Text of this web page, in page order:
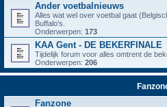
Ander voetbalnieuws
Alles wat wel over voetbal gaat
Buffalo's.
Onderwerpen: 173
KAA Gent - DE BEKERFINALE
Tijdelijk forum voor alles omtrent de
Onderwerpen: 206
Fanzone